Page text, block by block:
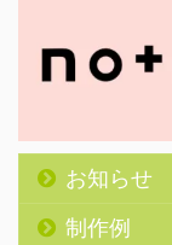
お知らせ
制作例